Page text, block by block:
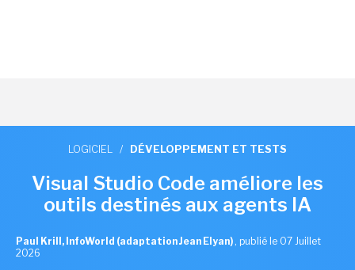
LOGICIEL / DÉVELOPPEMENT ET TESTS
Visual Studio Code améliore les
outils destinés aux agents IA
Paul Krill, InfoWorld (adaptation Jean Elyan) , publié le 07 Juillet
2026